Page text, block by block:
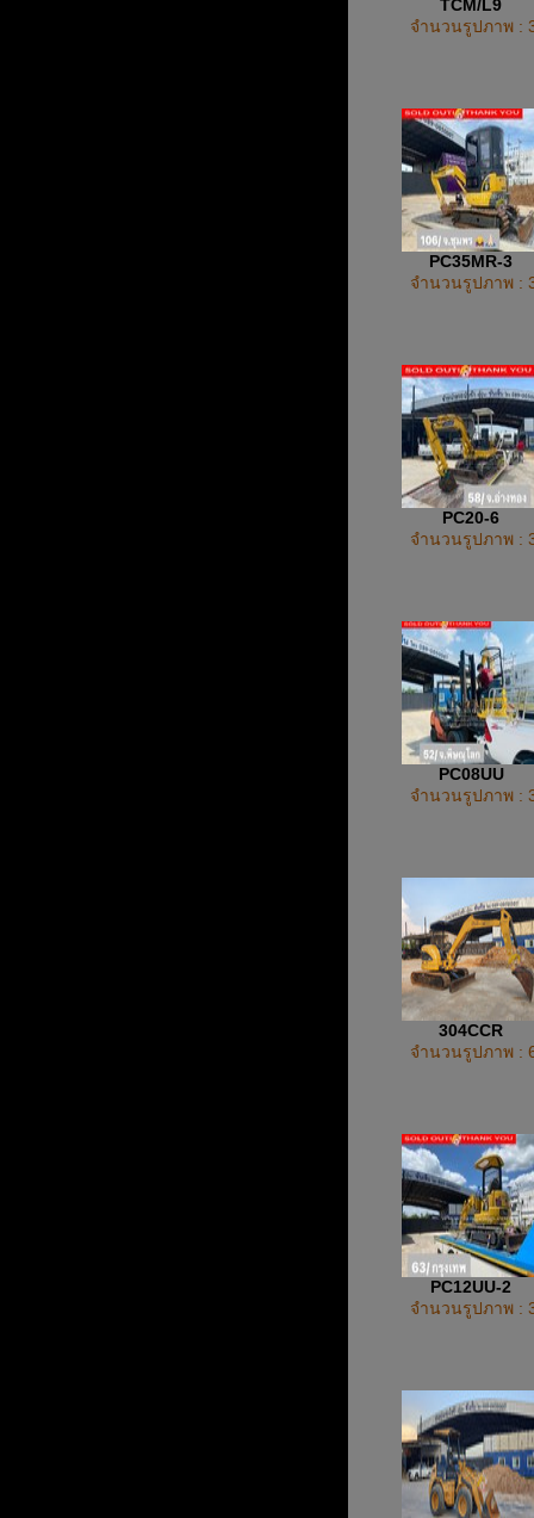
TCM/L9
จำนวนรูปภาพ :
PC35MR-3
จำนวนรูปภาพ :
PC20-6
จำนวนรูปภาพ :
PC08UU
จำนวนรูปภาพ :
304CCR
จำนวนรูปภาพ :
PC12UU-2
จำนวนรูปภาพ :